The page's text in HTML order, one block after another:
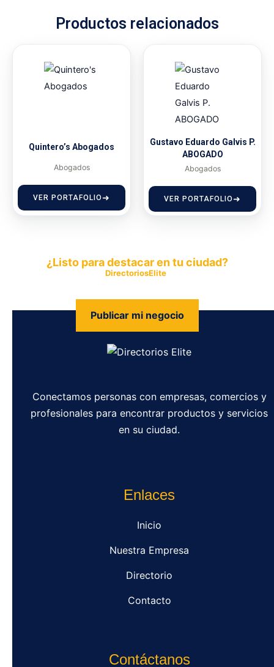
Productos relacionados
Quintero’s Abogados
Abogados
VER PORTAFOLIO
Gustavo Eduardo Galvis P.
ABOGADO
Abogados
VER PORTAFOLIO
¿Listo para destacar en tu ciudad?
DirectoriosElite
Publicar mi negocio
Conectamos personas con empresas, comercios y
profesionales para encontrar productos y servicios
en su ciudad.
Enlaces
Inicio
Nuestra Empresa
Directorio
Contacto
Contáctanos